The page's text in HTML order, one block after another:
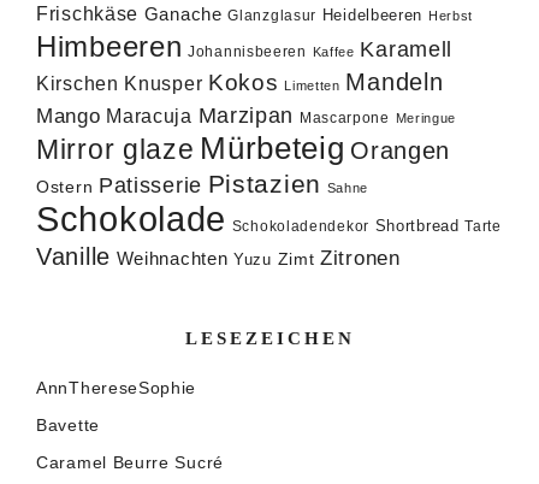
Frischkäse Ganache Glanzglasur Heidelbeeren Herbst
Himbeeren Johannisbeeren Kaffee Karamell
Kirschen Knusper Kokos Limetten Mandeln
Mango Maracuja Marzipan Mascarpone Meringue
Mirror glaze Mürbeteig Orangen
Ostern Patisserie Pistazien Sahne
Schokolade Schokoladendekor Shortbread Tarte
Vanille Weihnachten Yuzu Zimt Zitronen
LESEZEICHEN
AnnThereseSophie
Bavette
Caramel Beurre Sucré